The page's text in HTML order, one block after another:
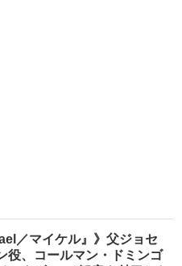
／マイケル』》父ジョセ
役、コールマン・ドミンゴ